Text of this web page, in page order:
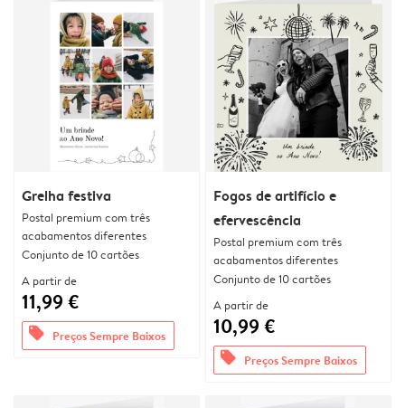
Grelha festiva
Postal premium com três
acabamentos diferentes
Conjunto de 10 cartões
A partir de
11,99 €
offers Preços Sempre Baixos
Fogos de artifício e
efervescência
Postal premium com três
acabamentos diferentes
Conjunto de 10 cartões
A partir de
10,99 €
offers Preços Sempre Baixos